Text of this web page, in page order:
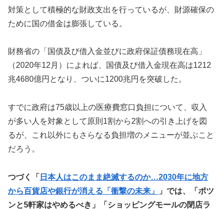
対策として積極的な財政支出を行っているが、財源確保の
ために国の借金は膨張している。
財務省の「国債及び借入金並びに政府保証債務現在高」
（2020年12月）によれば、国債及び借入金現在高は1212
兆4680億円となり、ついに1200兆円を突破した。
すでに政府は75歳以上の医療費窓口負担について、収入
が多い人を対象として原則1割から2割への引き上げを図
るが、これ以外にもさらなる負担増のメニューが並ぶこと
だろう。
つづく「 日本人はこのまま絶滅するのか…2030年に地方
から百貨店や銀行が消える「衝撃の未来」
」では、「ポツ
ンと5軒家はやめるべき」「ショッピングモールの閉店ラ